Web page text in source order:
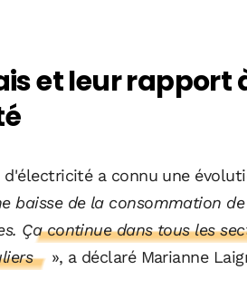
et leur
a connu une
baisse de la consommation
Ça continue dans tous les
», a déclaré Marianne